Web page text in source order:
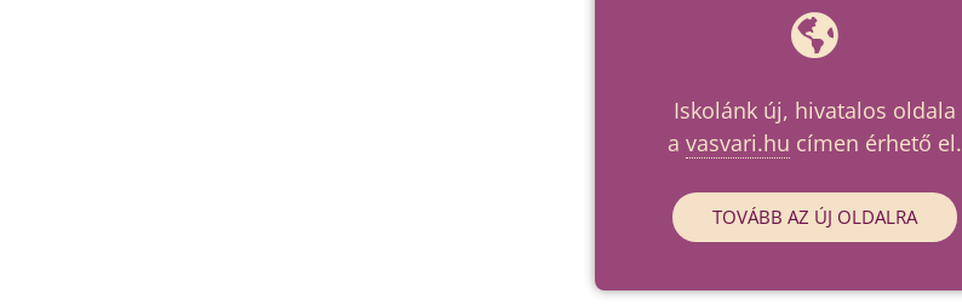
Iskolánk új, hivatalos oldala
a vasvari.hu címen érhető el.
TOVÁBB AZ ÚJ OLDALRA